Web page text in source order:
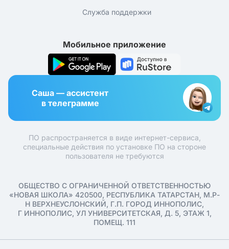
Служба поддержки
Мобильное приложение
Саша — ассистент
в телеграмме
ПО распространяется в виде интернет-сервиса,
специальные действия по установке ПО на стороне
пользователя не требуются
ОБЩЕСТВО С ОГРАНИЧЕННОЙ ОТВЕТСТВЕННОСТЬЮ
«НОВАЯ ШКОЛА» 420500, РЕСПУБЛИКА ТАТАРСТАН, М.Р-
Н ВЕРХНЕУСЛОНСКИЙ, Г.П. ГОРОД ИННОПОЛИС,
Г ИННОПОЛИС, УЛ УНИВЕРСИТЕТСКАЯ, Д. 5, ЭТАЖ 1,
ПОМЕЩ. 111